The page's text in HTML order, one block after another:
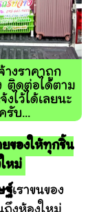
างราคาถูก
ติดต่อได้ตาม
งไว้ได้เลยนะ
ครับ...
ของให้ทุกชิ้น
หม่
ฐ์เราขนของ